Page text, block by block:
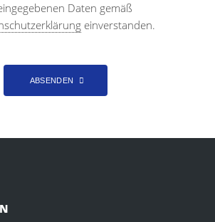
Daten gemäß
einverstanden.
ABSENDEN